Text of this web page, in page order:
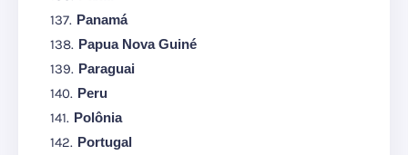
Panamá
Papua Nova Guiné
Paraguai
Peru
Polônia
Portugal